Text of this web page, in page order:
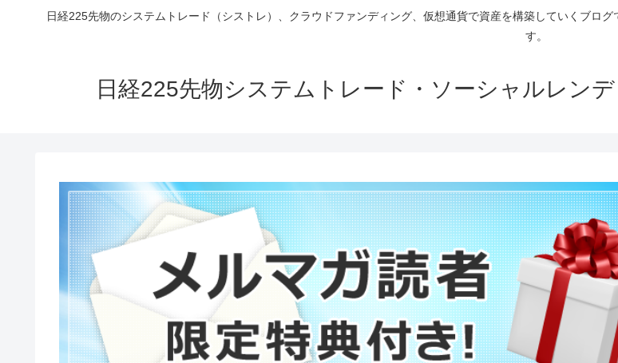
日経225先物のシステムトレード（シストレ）、クラウドファンディング、仮想通貨で資産を構築していくブロ
す。
日経225先物システムトレード・ソーシャルレン